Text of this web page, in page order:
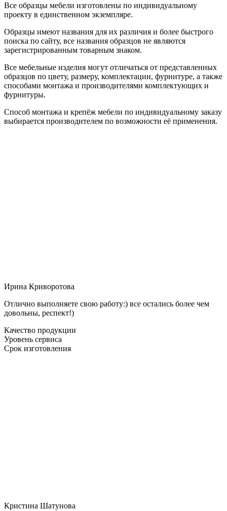
Все образцы мебели изготовлены по индивидуальному
проекту в единственном экземпляре.
Образцы имеют названия для их различия и более быстрого
поиска по сайту, все названия образцов не являются
зарегистрированным товарным знаком.
Все мебельные изделия могут отличаться от представленных
образцов по цвету, размеру, комплектации, фурнитуре, а также
способами монтажа и производителями комплектующих и
фурнитуры.
Способ монтажа и крепёж мебели по индивидуальному заказу
выбирается производителем по возможности её применения.
Ирина Криворотова
Отлично выполняете свою работу:) все остались более чем
довольны, респект!)
Качество продукции
Уровень сервиса
Срок изготовления
Кристина Шатунова